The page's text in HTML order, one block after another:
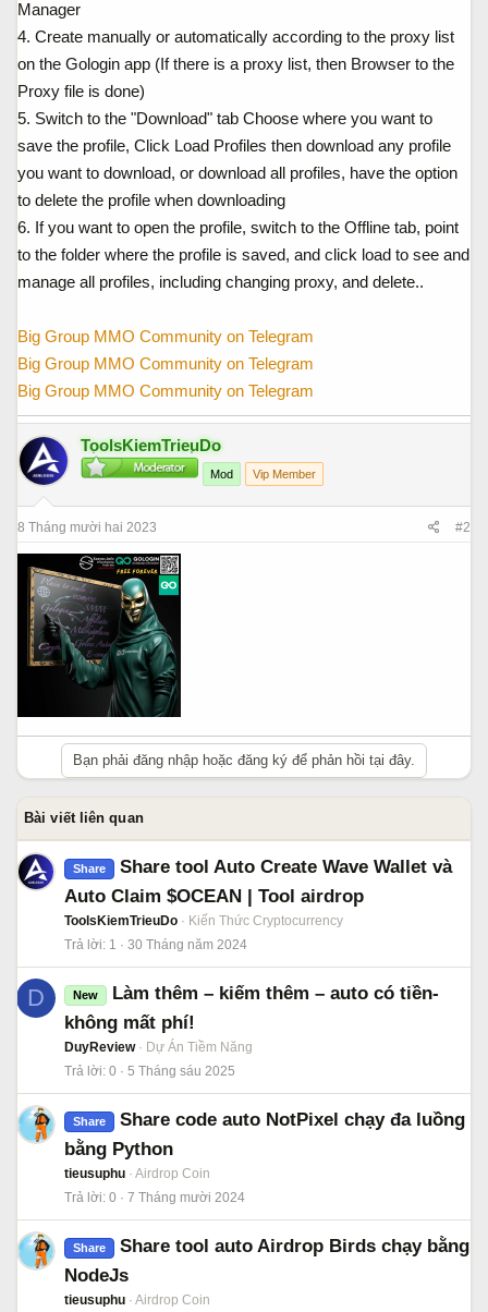
Manager
4. Create manually or automatically according to the proxy list
on the Gologin app (If there is a proxy list, then Browser to the
Proxy file is done)
5. Switch to the "Download" tab Choose where you want to
save the profile, Click Load Profiles then download any profile
you want to download, or download all profiles, have the option
to delete the profile when downloading
6. If you want to open the profile, switch to the Offline tab, point
to the folder where the profile is saved, and click load to see and
manage all profiles, including changing proxy, and delete..
Big Group MMO Community on Telegram
Big Group MMO Community on Telegram
Big Group MMO Community on Telegram
ToolsKiemTrieuDo
Mod Vip Member
8 Tháng mười hai 2023 #2
Bạn phải đăng nhập hoặc đăng ký để phản hồi tại đây.
Bài viết liên quan
Share
Share tool Auto Create Wave Wallet và
Auto Claim $OCEAN | Tool airdrop
ToolsKiemTrieuDo
Kiến Thức Cryptocurrency
Trả lời 1 30 Tháng năm 2024
D New
Làm thêm – kiếm thêm – auto có tiền-
không mất phí!
DuyReview
Dự Án Tiềm Năng
Trả lời 0 5 Tháng sáu 2025
Share
Share code auto NotPixel chạy đa luồng
bằng Python
tieusuphu
Airdrop Coin
Trả lời 0 7 Tháng mười 2024
Share
Share tool auto Airdrop Birds chạy bằng
NodeJs
tieusuphu
Airdrop Coin